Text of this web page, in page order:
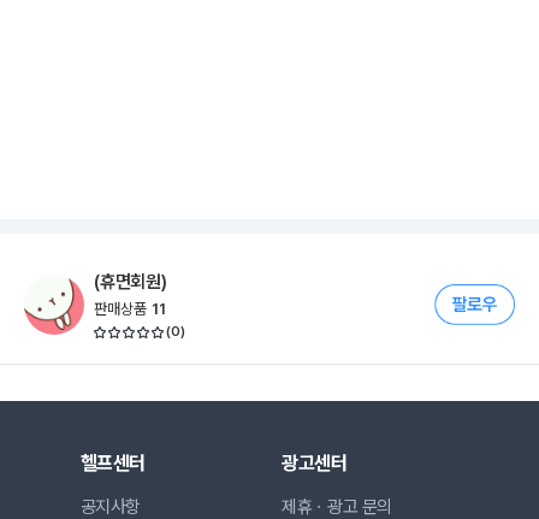
(휴면회원)
판매상품 11
(0)
헬프센터
공지사항
광고센터
제휴ㆍ광고 문의